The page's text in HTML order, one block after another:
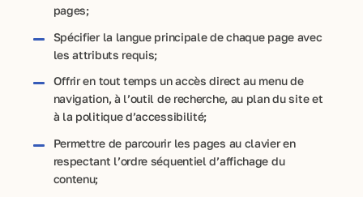
pages;
Spécifier la langue principale de chaque page avec
les attributs requis;
Offrir en tout temps un accès direct au menu de
navigation, à l’outil de recherche, au plan du site et
à la politique d’accessibilité;
Permettre de parcourir les pages au clavier en
respectant l’ordre séquentiel d’affichage du
contenu;